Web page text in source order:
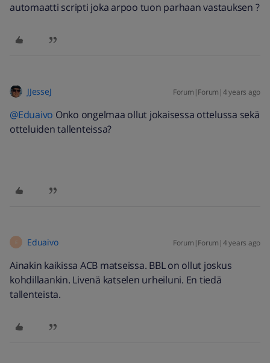
automaatti scripti joka arpoo tuon parhaan vastauksen ?
JJesseJ Forum|Forum|4 years ago
@Eduaivo Onko ongelmaa ollut jokaisessa ottelussa sekä
otteluiden tallenteissa?
E Eduaivo Forum|Forum|4 years ago
Ainakin kaikissa ACB matseissa. BBL on ollut joskus
kohdillaankin. Livenä katselen urheiluni. En tiedä
tallenteista.